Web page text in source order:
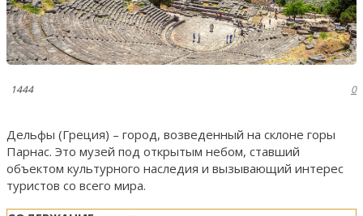
1444 0
Дельфы (Греция) – город, возведенный на склоне горы
Парнас. Это музей под открытым небом, ставший
объектом культурного наследия и вызывающий интерес
туристов со всего мира.